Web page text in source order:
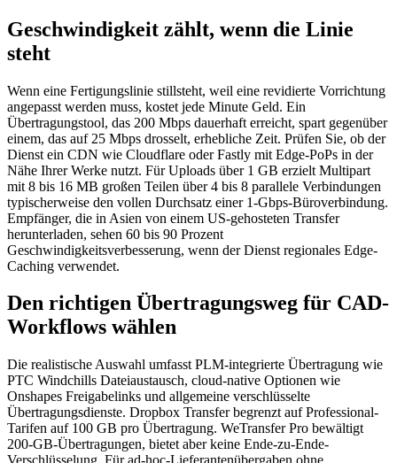
Geschwindigkeit zählt, wenn die Linie
steht
Wenn eine Fertigungslinie stillsteht, weil eine revidierte Vorrichtung
angepasst werden muss, kostet jede Minute Geld. Ein
Übertragungstool, das 200 Mbps dauerhaft erreicht, spart gegenüber
einem, das auf 25 Mbps drosselt, erhebliche Zeit. Prüfen Sie, ob der
Dienst ein CDN wie Cloudflare oder Fastly mit Edge-PoPs in der
Nähe Ihrer Werke nutzt. Für Uploads über 1 GB erzielt Multipart
mit 8 bis 16 MB großen Teilen über 4 bis 8 parallele Verbindungen
typischerweise den vollen Durchsatz einer 1-Gbps-Büroverbindung.
Empfänger, die in Asien von einem US-gehosteten Transfer
herunterladen, sehen 60 bis 90 Prozent
Geschwindigkeitsverbesserung, wenn der Dienst regionales Edge-
Caching verwendet.
Den richtigen Übertragungsweg für CAD-
Workflows wählen
Die realistische Auswahl umfasst PLM-integrierte Übertragung wie
PTC Windchills Dateiaustausch, cloud-native Optionen wie
Onshapes Freigabelinks und allgemeine verschlüsselte
Übertragungsdienste. Dropbox Transfer begrenzt auf Professional-
Tarifen auf 100 GB pro Übertragung. WeTransfer Pro bewältigt
200-GB-Übertragungen, bietet aber keine Ende-zu-Ende-